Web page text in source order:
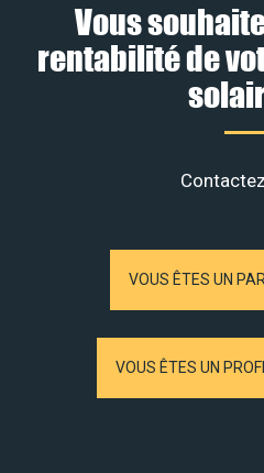
Vous
rentabilité de
VOUS ÊTES UN
VOUS ÊTES UN